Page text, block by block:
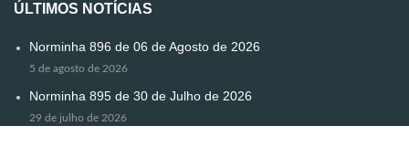
ÚLTIMOS NOTÍCIAS
Norminha 896 de 06 de Agosto de 2026
5 de agosto de 2026
Norminha 895 de 30 de Julho de 2026
29 de julho de 2026